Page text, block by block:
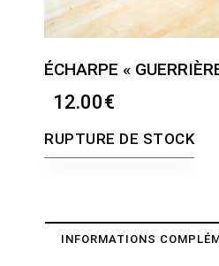
ÉCHARPE «
12.00€
RUPTURE DE STOCK
INFORMATIONS